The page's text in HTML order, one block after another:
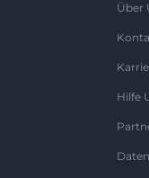
Über
Hilfe